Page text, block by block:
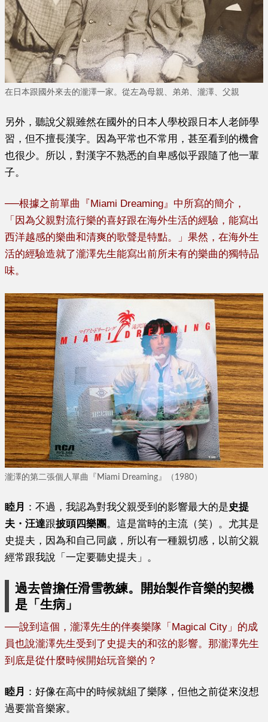
在日本跟國外來去的瀧澤一家。從左為母親、弟弟、瀧澤、父親
另外，聽說父親雖然在國外的日本人學校跟日本人老師學
習，但不擅長漢字。因為平常也不常用，甚至看到的機會
也很少。所以，對漢字不熟悉的自卑感似乎跟隨了他一輩
子。
──根據之前單曲『Miami Dreaming』中所寫的簡介，
「因為父親對流行樂的喜好跟在海外生活的經驗，能寫出
西洋越感的樂曲和清爽的歌聲是特點。」果然，在海外生
活的經驗造就了瀧澤先生能寫出前所未有的樂曲的獨特品
味。
瀧澤的第二張個人單曲『Miami Dreaming』（1980）
睦月 ：不過，我認為對我父親受到的影響最大的是史提
夫・汪達跟披頭四樂團 。這是當時的主流（笑）。尤其是
史提夫，因為和自己同歲，所以有一種親切感，以前父親
經常跟我說「一定要聽史提夫」。
過去曾擔任滑雪教練。開始製作音樂的契機
是「生病」
──說到這個，瀧澤先生的伴奏樂隊「Magical City」的成
員也說瀧澤先生受到了史提夫的和弦的影響。那瀧澤先生
到底是從什麼時候開始玩音樂的？
睦月
：好像在高中的時候就組了樂隊，但他之前從來沒想
過要當音樂家。